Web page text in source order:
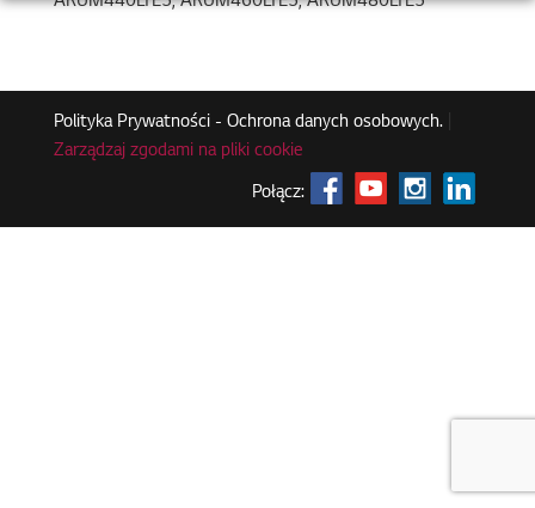
Polityka Prywatności - Ochrona danych osobowych.|
Zarządzaj zgodami na pliki cookie
Połącz: